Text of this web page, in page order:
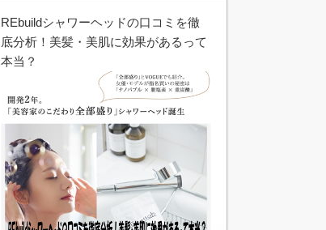
REbuildシャワーヘッドの口コミを徹
底分析！美髪・美肌に効果があるって
本当？